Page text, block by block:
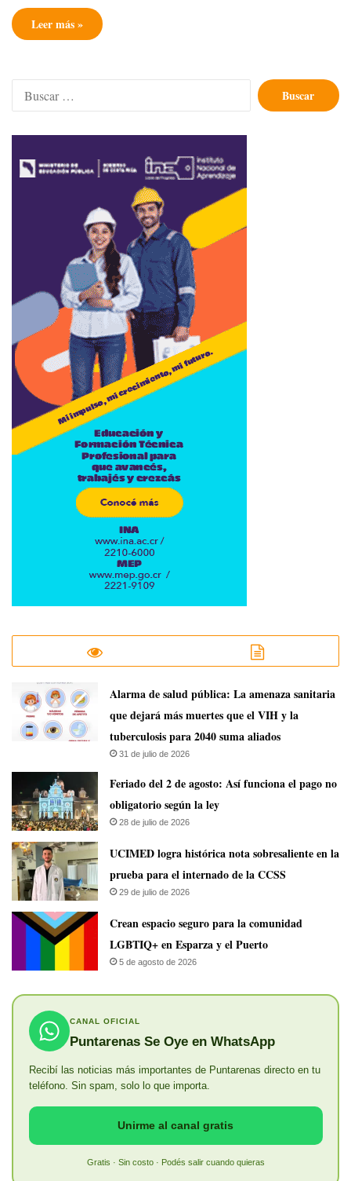
Leer más »
Buscar:
​Alarma de salud pública: La amenaza sanitaria
que dejará más muertes que el VIH y la
tuberculosis para 2040 suma aliados
31 de julio de 2026
Feriado del 2 de agosto: Así funciona el pago no
obligatorio según la ley
28 de julio de 2026
UCIMED logra histórica nota sobresaliente en la
prueba para el internado de la CCSS
29 de julio de 2026
Crean espacio seguro para la comunidad
LGBTIQ+ en Esparza y el Puerto
5 de agosto de 2026
CANAL OFICIAL
Puntarenas Se Oye en WhatsApp
Recibí las noticias más importantes de Puntarenas directo en tu
teléfono. Sin spam, solo lo que importa.
Unirme al canal gratis
Gratis · Sin costo · Podés salir cuando quieras